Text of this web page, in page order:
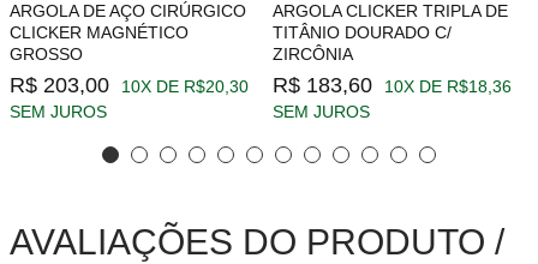
ARGOLA DE AÇO CIRÚRGICO
CLICKER MAGNÉTICO
GROSSO
R$ 203,00
10X DE R$20,30
SEM JUROS
ARGOLA CLICKER TRIPLA DE
TITÂNIO DOURADO C/
ZIRCÔNIA
R$ 183,60
10X DE R$18,36
SEM JUROS
AVALIAÇÕES DO PRODUTO /